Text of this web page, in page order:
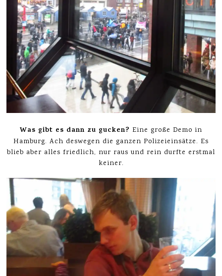
Was gibt es dann zu gucken? Eine große Demo in
Hamburg. Ach deswegen die ganzen Polizeieinsätze. Es
blieb aber alles friedlich, nur raus und rein durfte erstmal
keiner.